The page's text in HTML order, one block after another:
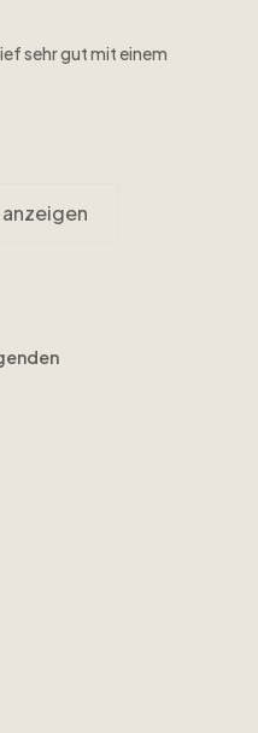
sehr gut mit einem